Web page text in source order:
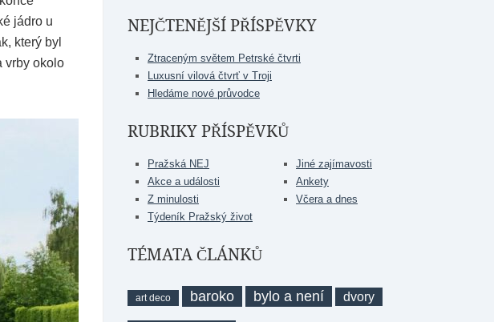
jádro u
který byl
vrby okolo
NEJČTENĚJŠÍ PŘÍSPĚVKY
Ztraceným světem Petrské čtvrti
Luxusní vilová čtvrť v Troji
Hledáme nové průvodce
RUBRIKY PŘÍSPĚVKŮ
Pražská NEJ
Akce a události
Z minulosti
Týdeník Pražský život
Jiné zajímavosti
Ankety
Včera a dnes
TÉMATA ČLÁNKŮ
art deco baroko bylo a není dvory